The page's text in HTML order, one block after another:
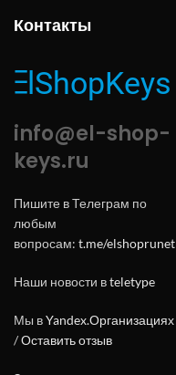
Контакты
info@el-shop-
keys.ru
Пишите в Телеграм по
любым
вопросам: t.me/elshoprunet
Наши новости вteletype
Мы вYandex.Организациях
/Оставить отзыв